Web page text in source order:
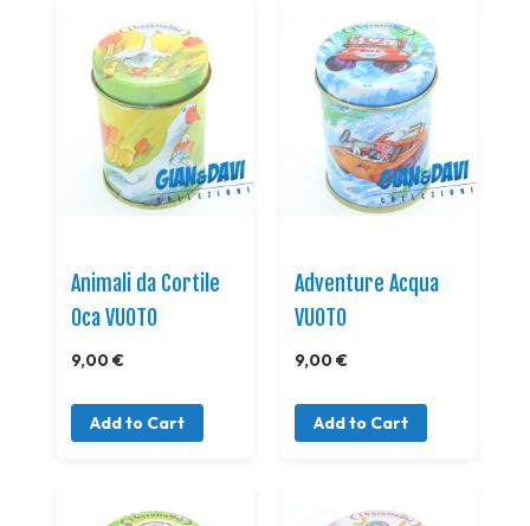
Animali da Cortile
Oca VUOTO
9,00 €
Add to Cart
Adventure Acqua
VUOTO
9,00 €
Add to Cart